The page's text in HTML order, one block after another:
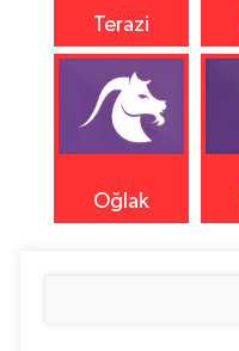
Terazi
Oğlak